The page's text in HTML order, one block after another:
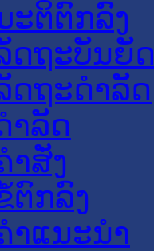
ະຕິຕົກລົງ
ດຖະບັນຍັດ
ດຖະດໍາລັດ
າລັດ
າສັ່ງ
ຕົກລົງ
າແນະນໍາ